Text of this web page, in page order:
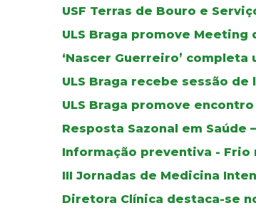
USF Terras de Bouro e
ULS Braga promove
‘Nascer Guerreiro’ completa
ULS Braga recebe sessão
ULS Braga promove
Resposta Sazonal em Saúde
Informação preventiva - Frio
III Jornadas de Medicina
Diretora Clínica destaca-se